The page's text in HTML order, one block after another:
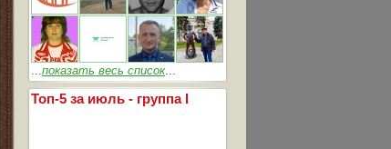
...показать весь список...
Топ-5 за июль - группа I